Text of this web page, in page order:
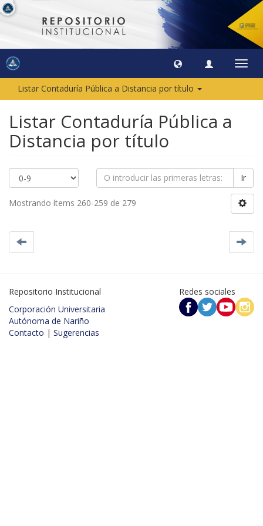
Listar Contaduría Pública a Distancia por título
Listar Contaduría Pública a
Distancia por título
Ir
Mostrando ítems 260-259 de 279
Repositorio Institucional
Corporación Universitaria
Autónoma de Nariño
Contacto | Sugerencias
Redes sociales